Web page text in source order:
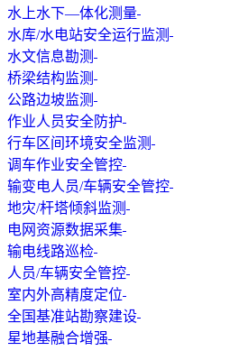
水上水下—体化测量
水库/水电站安全运行监测
水文信息勘测
桥梁结构监测
公路边坡监测
作业人员安全防护
行车区间环境安全监测
调车作业安全管控
输变电人员/车辆安全管控
地灾/杆塔倾斜监测
电网资源数据采集
输电线路巡检
人员/车辆安全管控
室内外高精度定位
全国基准站勘察建设
星地基融合增强